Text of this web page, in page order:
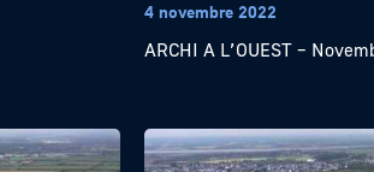
4 novembre 2022
ARCHI A L’OUEST –